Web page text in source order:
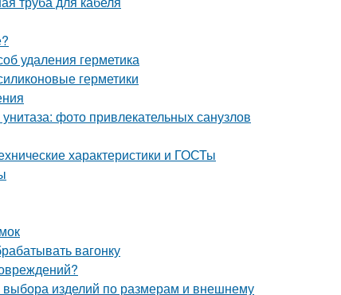
удаления герметика
герметики
фото привлекательных санузлов
характеристики и ГОСТы
вагонку
изделий по размерам и внешнему